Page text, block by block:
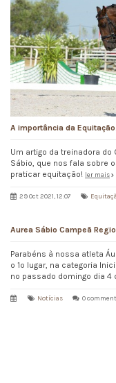
A importância da
Um artigo da treinadora do
Sábio, que nos fala sobre
praticar equitação! ler mais
29 Oct 2021, 12:07
Aurea Sábio Campeã
Parabéns à nossa atleta
o 1º lugar, na categoria
no passado domingo dia 4
Notícias 0